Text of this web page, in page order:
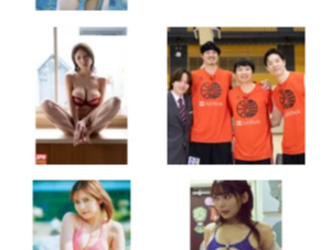
惑いみたいなものがあって。すごく人
た気がします。
る西園寺さんが楠見にイライラしてし
の感情を自覚してしまった西園寺さん
とことんポジティブに真っすぐに振る
ったんだろうなと思うんです。自分で
いような感情と出会った時って、自分
裕もなくなるし、いつもだったら怒ら